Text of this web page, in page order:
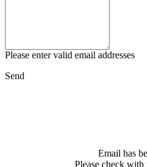
Please enter valid email addresses
Send
Email has
Please check